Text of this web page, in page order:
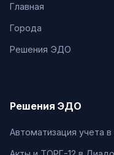
Главная
Города
Решения ЭДО
Решения ЭДО
Автоматизация учета